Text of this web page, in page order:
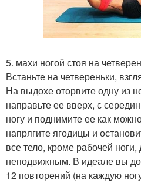
5. махи ногой стоя на
Встаньте на четвереньки,
На выдохе оторвите одну из
направьте ее вверх, с
ногу и поднимите ее как
напрягите ягодицы и
все тело, кроме рабочей
неподвижным. В идеале вы
12 повторений (на каждую